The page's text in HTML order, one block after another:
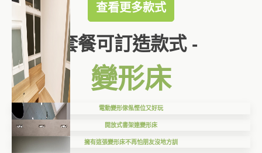
查看更多款式
套餐可訂造款式 -
變形床
電動變形傢俬慳位又好玩
開放式書架連變形床
擁有這張變形床不再怕朋友沒地方訓